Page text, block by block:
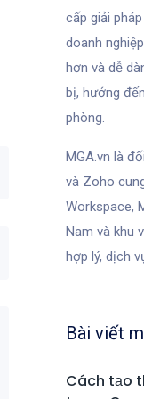
cấp giải
doanh
hơn và dễ
bị, hướng
phòng.
MGA.vn là
và Zoho
Workspace,
Nam và khu
hợp lý, dịch
Bài viết
Cách tạo